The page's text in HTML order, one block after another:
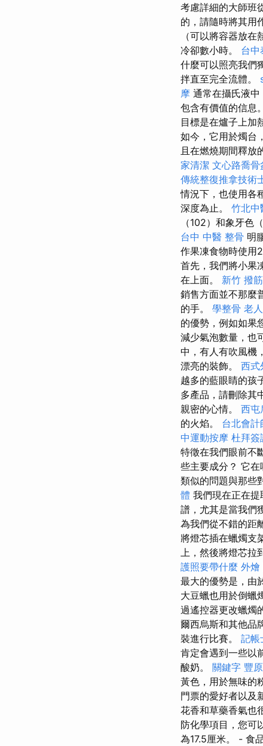
考慮詳細的大師班
的，請隨時將其用
（可以將容器放
冷卻數小時。 台中
什麼可以照亮我們
拌直至完全流體。
摩 通常在攝氏液
包含有價值的信息。
目標是在爐子上加
如今，它用於燭台
且在燃燒期間釋放
家清潔 文心路喬骨
傳統整復推拿技術
情況下，也使用各
深度為止。 竹北中
（102）和象牙色
台中 中醫 整骨 明
作果凍食物時使用
首先，我們將小果
在上面。 新竹 撥筋
銷售方面並不那麼
的手。 學整骨 老
的優勢，例如如果
減少氣泡數量，也
中，有人有吹風機
漂亮的裝飾。 西式
越多的藍眼睛的孩
多產品，請刪除其
親密的心情。 西屯
的火焰。 台北會計
中運動按摩 杜拜簽
特徵在我們眼前不
些主要成分？ 它在
類似的問題與那些
體 我們現在正在提
譜，尤其是當我們
為我們從不錯的距
將燈芯插在蠟燭支
上，然後將燈芯拉
護照要帶什麼 外燴
最大的優勢是，由
大豆蠟也用於倒蠟
過遙控器更改蠟燭
爾西烏斯和其他品
裝進行比賽。 記帳
肯定會遇到一些以
酸奶。 關鍵字 豐
黃色，用於無味的
門票的愛好者以及
花香和草藥香氣也
防化學項目，您可
為17.5厘米。 - 食